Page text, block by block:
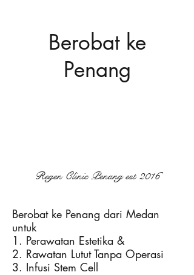
Berobat ke
Penang
Regen Clinic Penang est 2016
Berobat ke Penang dari Medan
untuk
1. Perawatan Estetika &
2. Rawatan Lutut Tanpa Operasi
3. Infusi Stem Cell